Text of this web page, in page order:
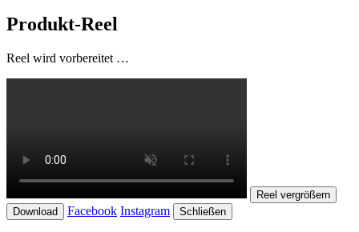
Produkt-Reel
Reel wird vorbereitet …
Reel vergrößern
Download
Facebook Instagram Schließen